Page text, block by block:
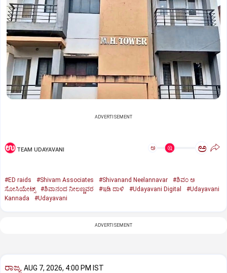
ADVERTISEMENT
TEAM UDAYAVANI ಅ ಅ
#ED raids #Shivam Associates #Shivanand Neelannavar
#ಶಿವಂ ಅ
ಸೋಸಿಯೇಟ್ಸ್
#ಶಿವಾನಂದ ನೀಲಣ್ಣವರ #ಇಡಿ ದಾಳಿ #Udayavani Digital
#Udayavani
Kannada
#Udayavani
ADVERTISEMENT
ರಾಜ್ಯ AUG 7, 2026, 4:00 PM IST